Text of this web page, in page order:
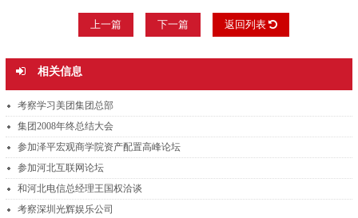
上一篇 下一篇 返回列表
相关信息
考察学习美团集团总部
集团2008年终总结大会
参加泽平宏观商学院资产配置高峰论坛
参加河北互联网论坛
和河北电信总经理王国权洽谈
考察深圳光辉娱乐公司